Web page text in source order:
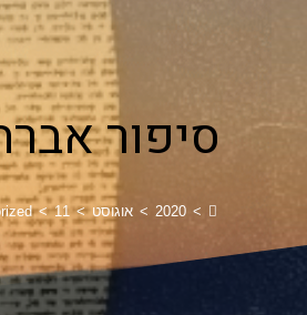
סיפור
>
2020
> אוגוסט >
11
>